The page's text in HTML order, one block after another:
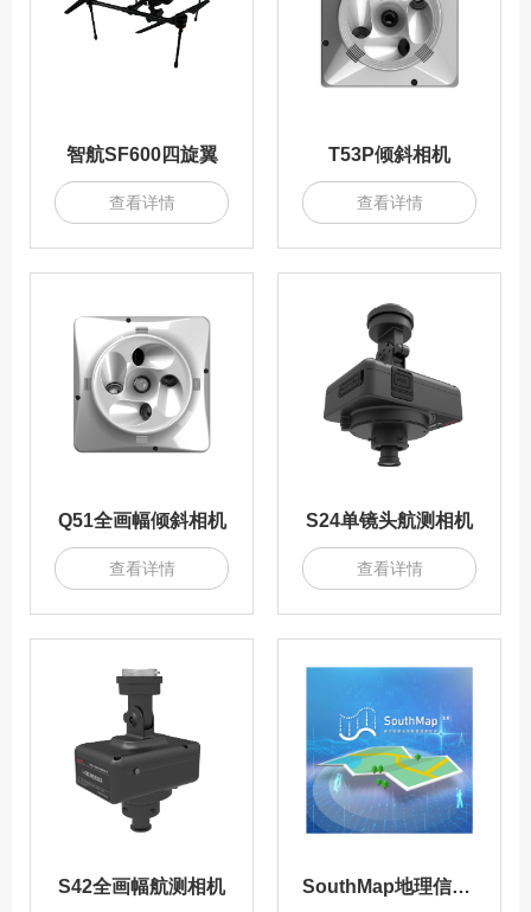
智航SF600四旋翼
查看详情
T53P倾斜相机
查看详情
Q51全画幅倾斜相机
查看详情
S24单镜头航测相机
查看详情
S42全画幅航测相机 SouthMap地理信息数据成图软件